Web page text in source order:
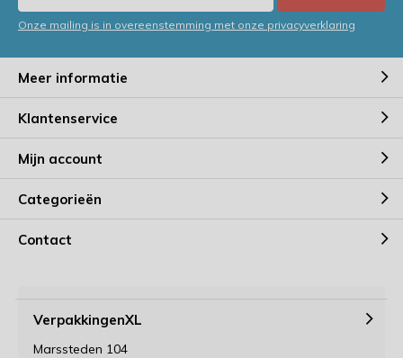
Onze mailing is in overeenstemming met onze privacyverklaring
Meer informatie
Klantenservice
Mijn account
Categorieën
Contact
VerpakkingenXL
Marssteden 104